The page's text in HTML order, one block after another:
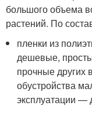
большого объема
растений. По
пленки из
дешевые,
прочные других
обустройства
эксплуатации —